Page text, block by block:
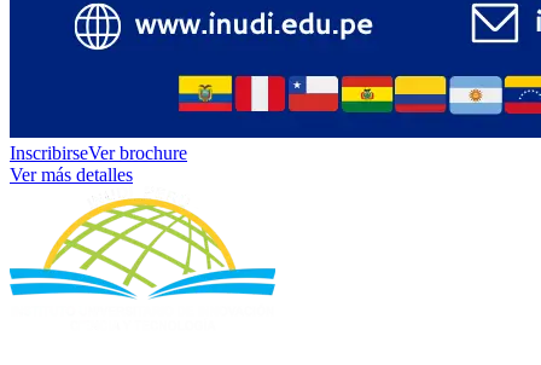
InscribirseVer brochure
Ver más detalles